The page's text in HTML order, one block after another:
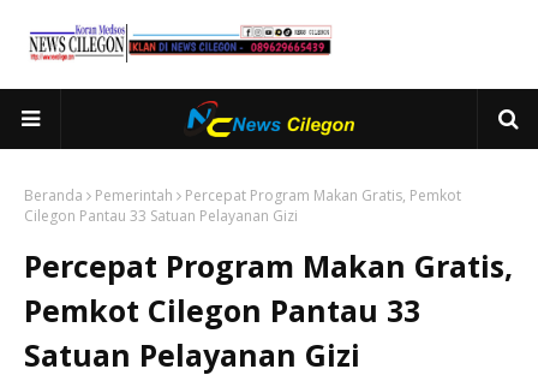
Beranda Pemerintah
Percepat Program Makan Gratis, Pemkot
Cilegon Pantau 33 Satuan Pelayanan Gizi
Percepat Program Makan Gratis,
Pemkot Cilegon Pantau 33
Satuan Pelayanan Gizi